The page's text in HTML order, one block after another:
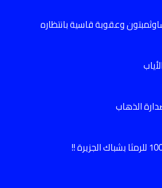
وعقوبة قاسية بانتظاره
الذهاب